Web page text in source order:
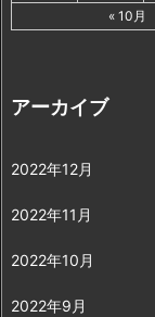
« 10月
アーカイブ
2022年12月
2022年11月
2022年10月
2022年9月